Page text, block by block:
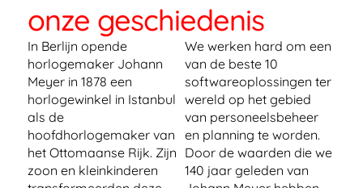
onze geschiedenis
In Berlijn opende
horlogemaker Johann
Meyer in 1878 een
horlogewinkel in Istanbul
als de
hoofdhorlogemaker van
het Ottomaanse Rijk. Zijn
zoon en kleinkinderen
We werken hard om een
van de beste 10
softwareoplossingen ter
wereld op het gebied
van personeelsbeheer
en planning te worden.
Door de waarden die we
140 jaar geleden van